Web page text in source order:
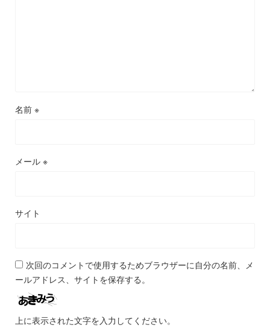
名前 ※
メール ※
サイト
次回のコメントで使用するためブラウザーに自分の名前、メ
ールアドレス、サイトを保存する。
上に表示された文字を入力してください。